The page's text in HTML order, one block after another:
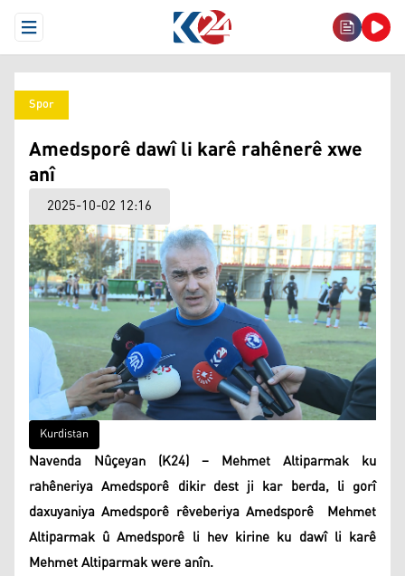
Open Menu
Spor
Amedsporê dawî li karê rahênerê xwe
anî
2025-10-02 12:16
Kurdistan
Navenda Nûçeyan (K24) – Mehmet Altiparmak ku
rahêneriya Amedsporê dikir dest ji kar berda, li gorî
daxuyaniya Amedsporê rêveberiya Amedsporê Mehmet
Altiparmak û Amedsporê li hev kirine ku dawî li karê
Mehmet Altiparmak were anîn.